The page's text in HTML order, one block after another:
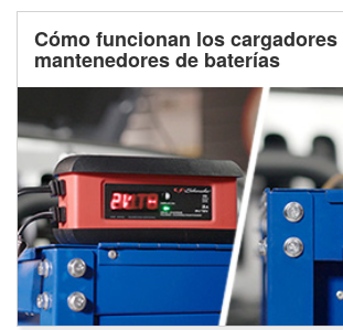
Cómo funcionan los cargadores
mantenedores de baterías